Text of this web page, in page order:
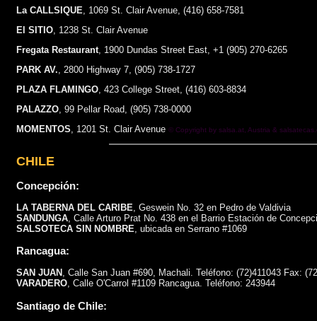
La CALLSIQUE , 1069 St. Clair Avenue, (416) 658-7581
El SITIO , 1238 St. Clair Avenue
Fregata Restaurant , 1900 Dundas Street East, +1 (905) 270-6265
PARK AV. , 2800 Highway 7, (905) 738-1727
PLAZA FLAMINGO , 423 College Street, (416) 603-8834
PALAZZO , 99 Pellar Road, (905) 738-0000
MOMENTOS , 1201 St. Clair Avenue © Copyright by salsa.at , Austria &
CHILE
Concepción:
LA TABERNA DEL CARIBE , Geswein No. 32 en Pedro de Valdivia
SANDUNGA , Calle Arturo Prat No. 438 en el Barrio Estación de
SALSOTECA SIN NOMBRE , ubicada en Serrano #1069
Rancagua:
SAN JUAN , Calle San Juan #690, Machali. Teléfono: (72)411043 Fax:
VARADERO, Calle O'Carrol #1109 Rancagua. Teléfono: 243944
Santiago de Chile: